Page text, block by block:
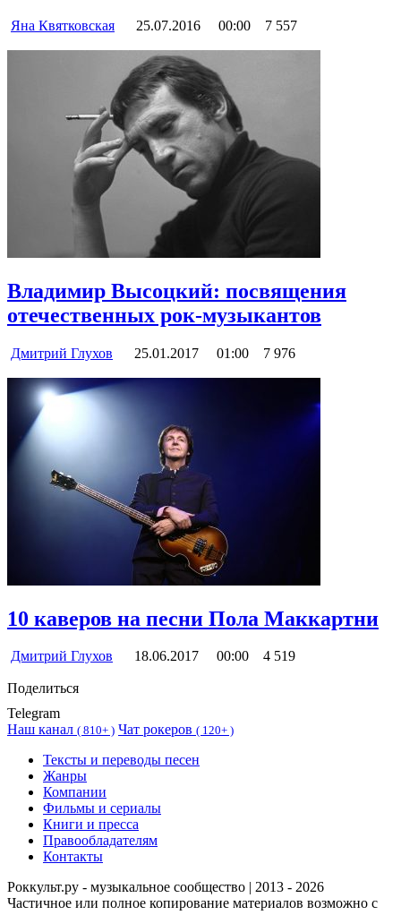
Яна Квятковская 25.07.2016 00:00 7 557
Владимир Высоцкий: посвящения
отечественных рок-музыкантов
Дмитрий Глухов 25.01.2017 01:00 7 976
10 каверов на песни Пола Маккартни
Дмитрий Глухов 18.06.2017 00:00 4 519
Поделиться
Telegram
Наш канал ( 810+ ) Чат рокеров ( 120+ )
Тексты и переводы песен
Жанры
Компании
Фильмы и сериалы
Книги и пресса
Правообладателям
Контакты
Роккульт.ру - музыкальное сообщество | 2013 - 2026
Частичное или полное копирование материалов возможно с